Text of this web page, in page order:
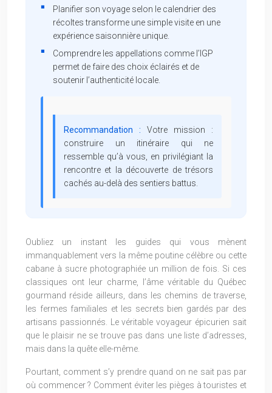
Planifier son voyage selon le calendrier des
récoltes transforme une simple visite en une
expérience saisonnière unique.
Comprendre les appellations comme l’IGP
permet de faire des choix éclairés et de
soutenir l’authenticité locale.
Recommandation : Votre mission :
construire un itinéraire qui ne
ressemble qu’à vous, en privilégiant la
rencontre et la découverte de trésors
cachés au-delà des sentiers battus.
Oubliez un instant les guides qui vous mènent
immanquablement vers la même poutine célèbre ou cette
cabane à sucre photographiée un million de fois. Si ces
classiques ont leur charme, l’âme véritable du Québec
gourmand réside ailleurs, dans les chemins de traverse,
les fermes familiales et les secrets bien gardés par des
artisans passionnés. Le véritable voyageur épicurien sait
que le plaisir ne se trouve pas dans une liste d’adresses,
mais dans la quête elle-même.
Pourtant, comment s’y prendre quand on ne sait pas par
où commencer ? Comment éviter les pièges à touristes et